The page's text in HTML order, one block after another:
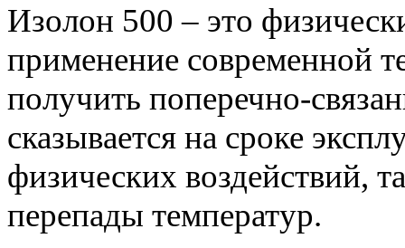
Изолон 500 – это
применение современной
получить поперечно-
сказывается на сроке
физических воздействий,
перепады температур.